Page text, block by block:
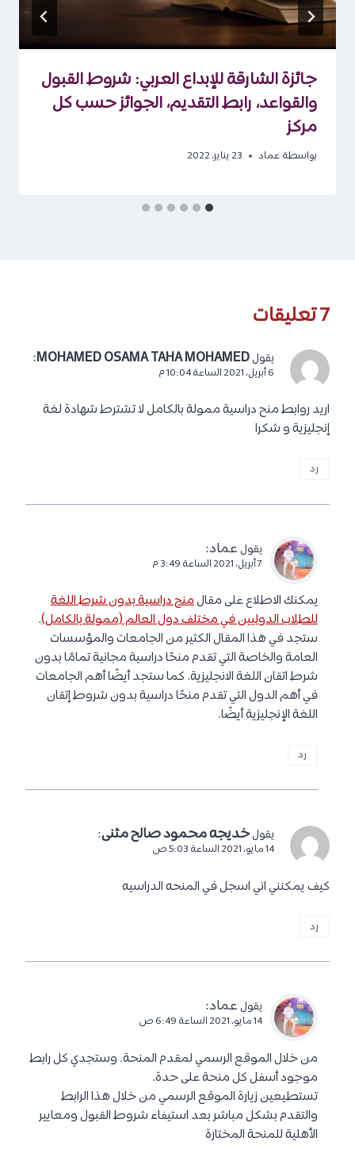
جائزة الشارقة للإبداع العربي: شروط القبول
والقواعد، رابط التقديم، الجوائز حسب كل
مركز
بواسطة عماد 23 يناير، 2022
7 تعليقات
يقول MOHAMED OSAMA TAHA MOHAMED
:
6 أبريل، 2021 الساعة 10:04 م
اريد روابط منح دراسية ممولة بالكامل لا تشترط شهادة لغة
إنجليزية و شكرا
رد
يقول عماد:
7 أبريل، 2021 الساعة 3:49 م
يمكنك الاطلاع على مقالمنح دراسية بدون شرط اللغة
للطلاب الدوليين في مختلف دول العالم (ممولة بالكامل).
ستجد في هذا المقال الكثير من الجامعات والمؤسسات
العامة والخاصة التي تقدم منحًا دراسية مجانية تمامًا بدون
شرط اتقان اللغة الانجليزية. كما ستجد أيضًا أهم الجامعات
في أهم الدول التي تقدم منحًا دراسية بدون شروط إتقان
اللغة الإنجليزية أيضًا.
رد
يقول خديجه محمود صالح مثنى:
14 مايو، 2021 الساعة 5:03 ص
كيف يمكنني اني اسجل في المنحه الدراسيه
رد
يقول عماد:
14 مايو، 2021 الساعة 6:49 ص
من خلال الموقع الرسمي لمقدم المنحة. وستجدي كل رابط
موجود أسفل كل منحة على حدة.
تستطيعين زيارة الموقع الرسمي من خلال هذا الرابط
والتقدم بشكل مباشر بعد استيفاء شروط القبول ومعايير
الأهلية للمنحة المختارة